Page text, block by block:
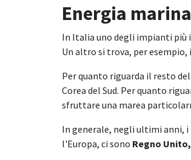
Energia
In Italia uno degli impianti
Un altro si trova, per esempio,
Per quanto riguarda il resto
Corea del Sud. Per quanto
sfruttare una marea
In generale, negli ultimi anni, i
l'Europa, ci sono Regno